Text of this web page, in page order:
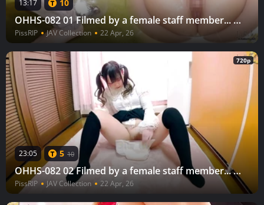
13:17 10
OHHS-082 01 Filmed by a female staff member... Emergency urination in the dressing room 28
PissRIP JAV Collection 22 Apr, 26
720p
23:05 5 10
OHHS-082 02 Filmed by a female staff member... Emergency urination in the dressing room 28
PissRIP JAV Collection 22 Apr, 26